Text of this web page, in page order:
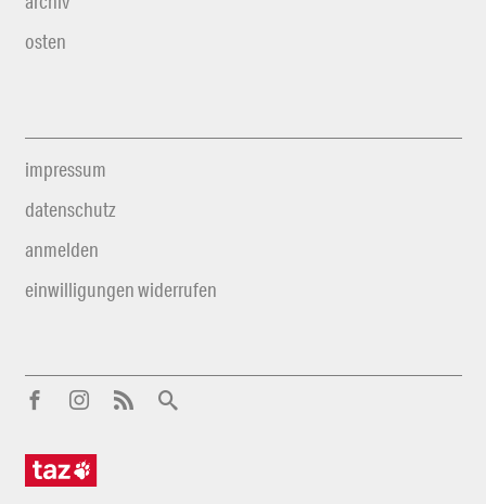
osten
impressum
datenschutz
anmelden
einwilligungen widerrufen